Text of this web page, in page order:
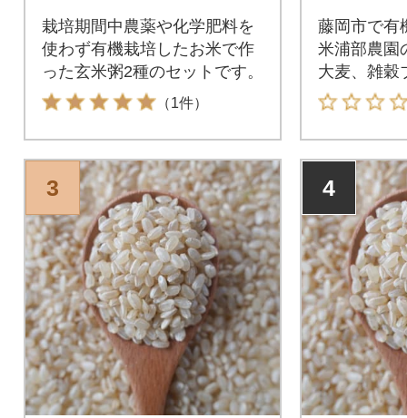
栽培期間中農薬や化学肥料を
使わず有機栽培したお米で作
った玄米粥2種のセットです。
（1件）
藤岡市で有
米浦部農園
大麦、雑穀
です。
3 4